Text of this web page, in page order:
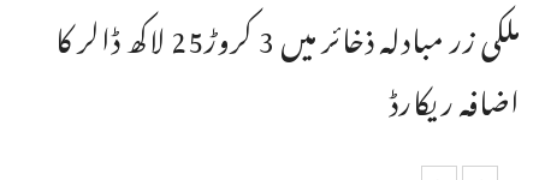
ملکی زر مبادلہ ذخائر میں 3 کروڑ25 لاکھ ڈالر کا
اضافہ ریکارڈ